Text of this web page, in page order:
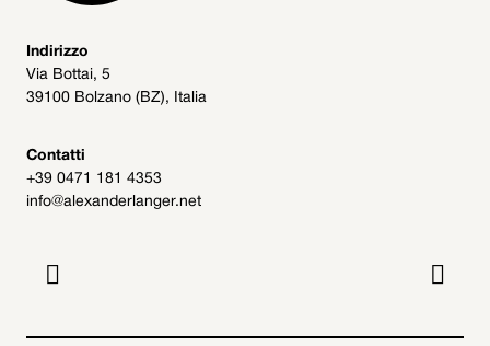
Indirizzo
Via Bottai, 5
39100 Bolzano (BZ), Italia
Contatti
+39 0471 181 4353
info@alexanderlanger.net
 